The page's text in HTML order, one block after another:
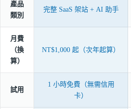
產品
類別
完整 SaaS 架站 + AI 助手
月費
（換
算）
NT$1,000 起（次年起算）
試用
1 小時免費（無需信用
卡）